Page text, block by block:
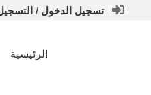
تسجيل الدخول /
الرئيسية